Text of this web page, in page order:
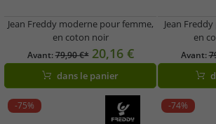
Jean Freddy moderne pour femme,
en coton noir
Avant:79,90 €* 20,16 €
dans le panier
Jean
en
Avant:
-75% -74%